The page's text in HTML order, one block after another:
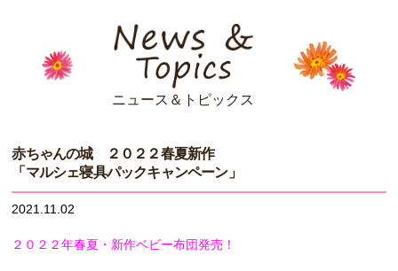
ニュース＆トピックス
赤ちゃんの城 ２０２２春夏新作
「マルシェ寝具パックキャンペーン」
2021.11.02
２０２２年春夏・新作ベビー布団発売！